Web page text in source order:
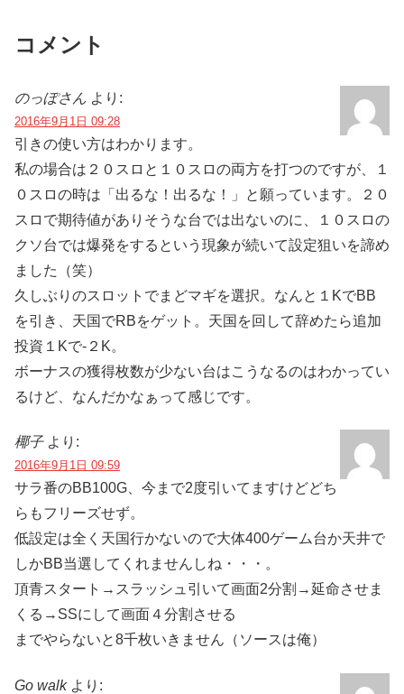
コメント
のっぽさん より:
2016年9月1日 09:28
引きの使い方はわかります。
私の場合は２０スロと１０スロの両方を打つのですが、１
０スロの時は「出るな！出るな！」と願っています。２０
スロで期待値がありそうな台では出ないのに、１０スロの
クソ台では爆発をするという現象が続いて設定狙いを諦め
ました（笑）
久しぶりのスロットでまどマギを選択。なんと１KでBB
を引き、天国でRBをゲット。天国を回して辞めたら追加
投資１Kで-２K。
ボーナスの獲得枚数が少ない台はこうなるのはわかってい
るけど、なんだかなぁって感じです。
椰子 より:
2016年9月1日 09:59
サラ番のBB100G、今まで2度引いてますけどどち
らもフリーズせず。
低設定は全く天国行かないので大体400ゲーム台か天井で
しかBB当選してくれませんしね・・・。
頂青スタート→スラッシュ引いて画面2分割→延命させま
くる→SSにして画面４分割させる
までやらないと8千枚いきません（ソースは俺）
Go walk より: